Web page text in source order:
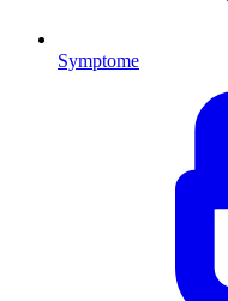
Symptome